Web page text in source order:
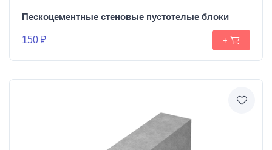
Пескоцементные стеновые пустотелые блоки
150 ₽ +